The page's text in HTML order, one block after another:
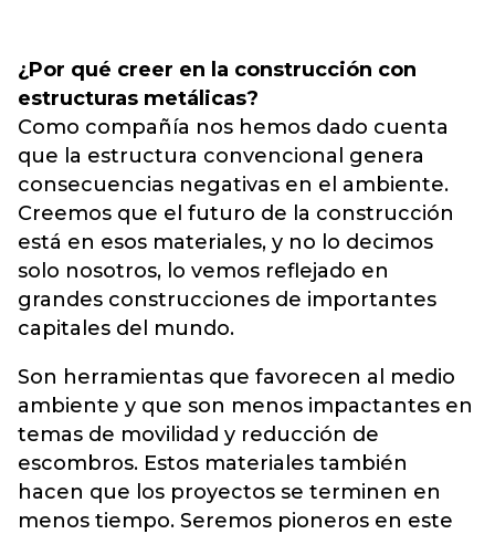
¿Por qué creer en la construcción con
estructuras metálicas?
Como compañía nos hemos dado cuenta
que la estructura convencional genera
consecuencias negativas en el ambiente.
Creemos que el futuro de la construcción
está en esos materiales, y no lo decimos
solo nosotros, lo vemos reflejado en
grandes construcciones de importantes
capitales del mundo.
Son herramientas que favorecen al medio
ambiente y que son menos impactantes en
temas de movilidad y reducción de
escombros. Estos materiales también
hacen que los proyectos se terminen en
menos tiempo. Seremos pioneros en este